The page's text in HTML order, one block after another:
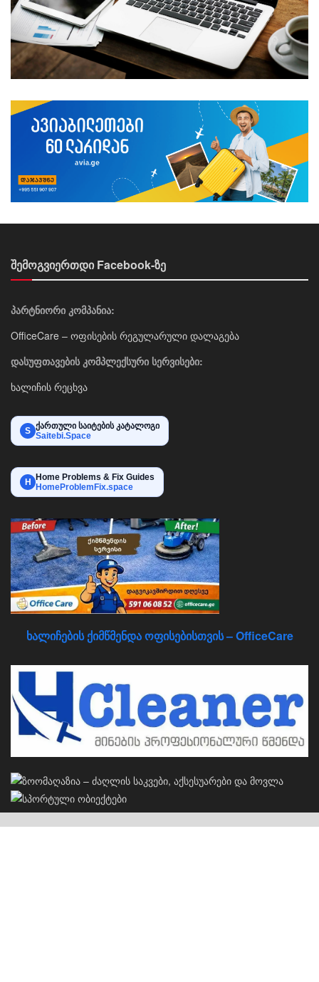
შემოგვიერთდი Facebook-ზე
პარტნიორი კომპანია:
OfficeCare – ოფისების რეგულარული დალაგება
დასუფთავების კომპლექსური სერვისები:
ხალიჩის რეცხვა
S ქართული საიტების კატალოგი
Saitebi.Space
H
Home Problems & Fix Guides
HomeProblemFix.space
ხალიჩების ქიმწმენდა ოფისებისთვის – OfficeCare